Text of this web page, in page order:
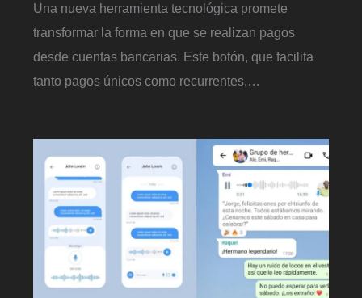
Una nueva herramienta tecnológica promete
transformar la forma en que se realizan pagos
desde cuentas bancarias. Este botón, que facilita
tanto pagos únicos como recurrentes,…